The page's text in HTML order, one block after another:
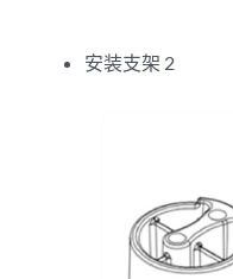
安装支架 2